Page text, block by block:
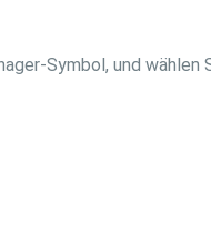
Symbol, und